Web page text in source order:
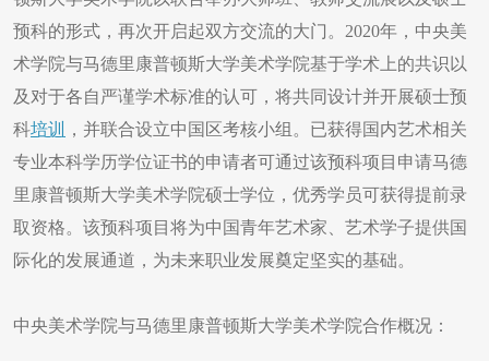
预科的形式，再次开启起双方交流的大门。2020年，中央美
术学院与马德里康普顿斯大学美术学院基于学术上的共识以
及对于各自严谨学术标准的认可，将共同设计并开展硕士预
科培训
，并联合设立中国区考核小组。已获得国内艺术相关
专业本科学历学位证书的申请者可通过该预科项目申请马德
里康普顿斯大学美术学院硕士学位，优秀学员可获得提前录
取资格。该预科项目将为中国青年艺术家、艺术学子提供国
际化的发展通道，为未来职业发展奠定坚实的基础。
中央美术学院与马德里康普顿斯大学美术学院合作概况：